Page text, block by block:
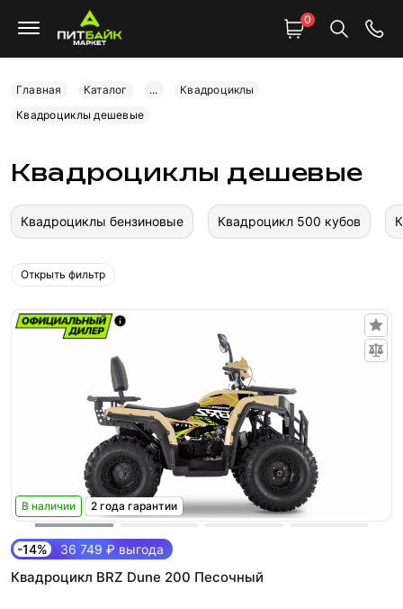
0
Главная Каталог ...
Квадроциклы
Квадроциклы дешевые
Квадроциклы дешевые
Квадроциклы бензиновые Квадроцикл 500 кубов
Открыть фильтр
В наличии 2 года гарантии
-14% 36 749 ₽ выгода
Квадроцикл BRZ Dune 200 Песочный